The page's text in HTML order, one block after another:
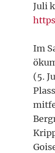
Juli
Im
(5.